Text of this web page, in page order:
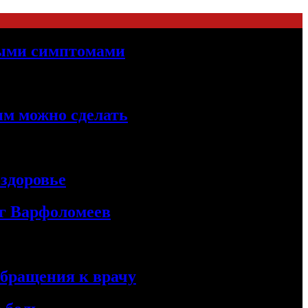
симптомами
можно сделать
Варфоломеев
к врачу